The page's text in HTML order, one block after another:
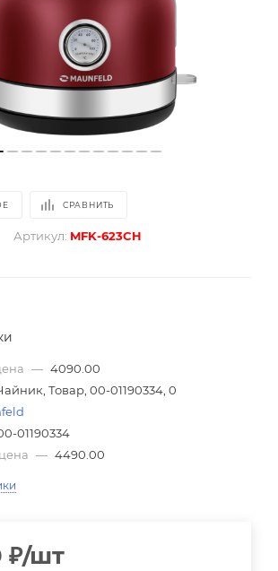
СРАВНИТЬ
Артикул: MFK-623CH
— 4090.00
Товар, 00-01190334, 0
01190334
— 4490.00
₽/шт